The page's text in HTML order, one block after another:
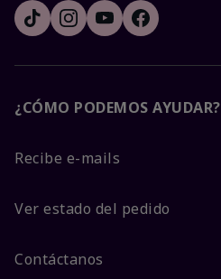
¿CÓMO PODEMOS AYUDAR?
Recibe e-mails
Ver estado del pedido
Contáctanos